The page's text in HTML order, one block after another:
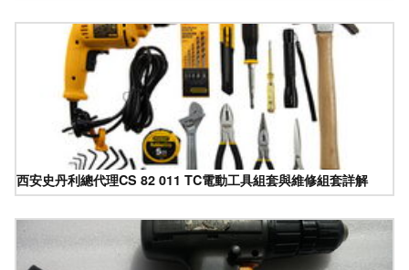
西安史丹利總代理CS 82 011 TC電動工具組套與維修組套詳解